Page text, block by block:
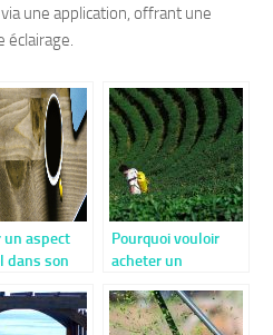
une application, offrant une
éclairage.
un aspect
dans son
Pourquoi vouloir
acheter un
électrique ?